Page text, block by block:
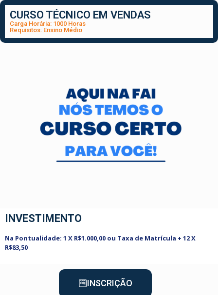
CURSO TÉCNICO EM VENDAS
Carga Horária: 1000 Horas
Requisitos: Ensino Médio
INVESTIMENTO
Na Pontualidade: 1 X R$1.000,00 ou Taxa de Matrícula + 12 X
R$83,50
INSCRIÇÃO